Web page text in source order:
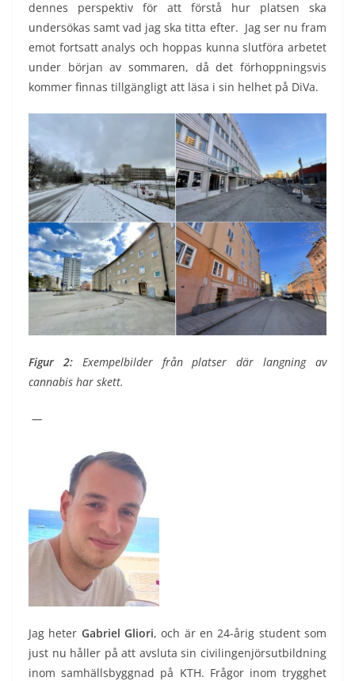
dennes perspektiv för att förstå hur platsen ska
undersökas samt vad jag ska titta efter. Jag ser nu fram
emot fortsatt analys och hoppas kunna slutföra arbetet
under början av sommaren, då det förhoppningsvis
kommer finnas tillgängligt att läsa i sin helhet på DiVa.
Figur 2: Exempelbilder från platser där langning av
cannabis har skett.
—
Jag heter Gabriel Gliori, och är en 24-årig student som
just nu håller på att avsluta sin civilingenjörsutbildning
inom samhällsbyggnad på KTH. Frågor inom trygghet